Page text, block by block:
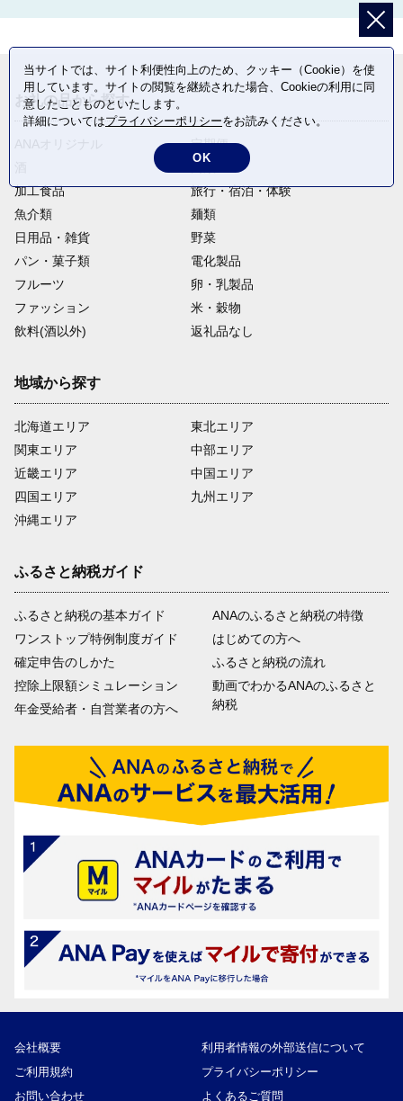
お礼の品から探す
定期便
加工食品
旅行・宿泊・体験
魚介類
麺類
日用品・雑貨
野菜
パン・菓子類
電化製品
フルーツ
卵・乳製品
ファッション
米・穀物
飲料(酒以外)
返礼品なし
地域から探す
北海道エリア
関東エリア
近畿エリア
四国エリア
沖縄エリア
東北エリア
中部エリア
中国エリア
九州エリア
ふるさと納税ガイド
ふるさと納税の基本ガイド
ワンストップ特例制度ガイド
確定申告のしかた
控除上限額シミュレーション
年金受給者・自営業者の方へ
ANAのふるさと納税の特徴
はじめての方へ
ふるさと納税の流れ
動画でわかるANAのふるさと
納税
会社概要
利用者情報の外部送信について
ご利用規約
プライバシーポリシー
お問い合わせ
よくあるご質問
当サイトでは、サイト利便性向上のため、クッキー（Cookie）を使
用しています。サイトの閲覧を継続された場合、Cookieの利用に同
意したことものといたします。
詳細についてはプライバシーポリシーをお読みください。
OK